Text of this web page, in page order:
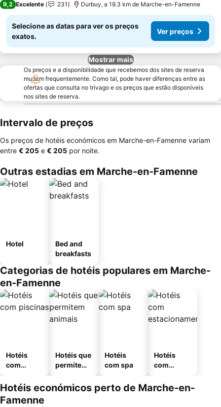
9,2 Excelente 231 Durbuy, a 19.3 km de Marche-en-Famenne
Selecione as datas para ver os preços
exatos.
Ver preços
Mostrar mais
Os preços e a disponibilidade que recebemos dos sites de reserva
mudam frequentemente. Como tal, pode haver diferenças entre as
ofertas que consulta no trivago e os preços que estão disponíveis
nos sites de reserva.
Intervalo de preços
Os preços de hotéis económicos em Marche-en-Famenne variam
entre ‎€ 205 e ‎€ 205 por noite.
Outras estadias em Marche-en-Famenne
Hotel
Bed and
breakfasts
Categorias de hotéis populares em Marche-
en-Famenne
Hotéis
com
Hotéis que
permitem
Hotéis
com spa
Hotéis
com
mento
Hotéis económicos perto de Marche-en-
Famenne